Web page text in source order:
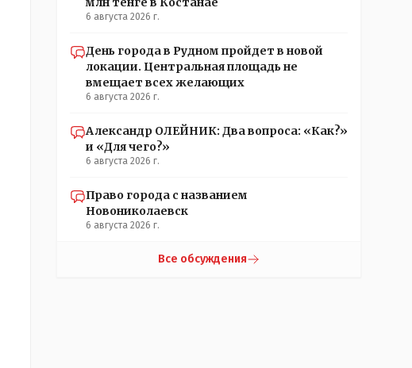
6 августа 2026 г.
День города в Рудном пройдет в новой
локации. Центральная площадь не
вмещает всех желающих
6 августа 2026 г.
Александр ОЛЕЙНИК: Два вопроса: «Как?»
и «Для чего?»
6 августа 2026 г.
Право города с названием
Новониколаевск
6 августа 2026 г.
Все обсуждения